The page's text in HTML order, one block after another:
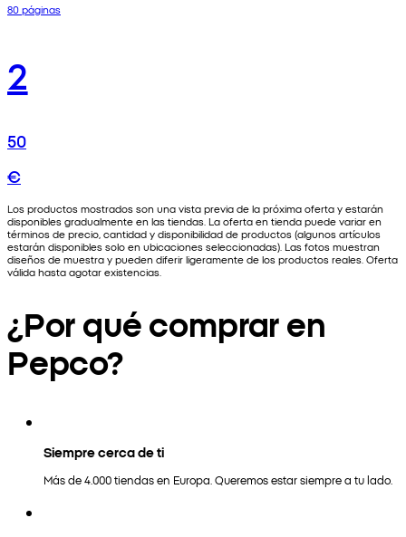
80 páginas
2
50
€
Los productos mostrados son una vista previa de la próxima oferta y estarán
disponibles gradualmente en las tiendas. La oferta en tienda puede variar en
términos de precio, cantidad y disponibilidad de productos (algunos artículos
estarán disponibles solo en ubicaciones seleccionadas). Las fotos muestran
diseños de muestra y pueden diferir ligeramente de los productos reales. Oferta
válida hasta agotar existencias.
¿Por qué comprar en
Pepco?
Siempre cerca de ti
Más de 4.000 tiendas en Europa. Queremos estar siempre a tu lado.